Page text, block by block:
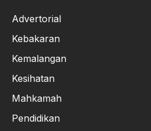
Advertorial
Kebakaran
Kemalangan
Kesihatan
Mahkamah
Pendidikan